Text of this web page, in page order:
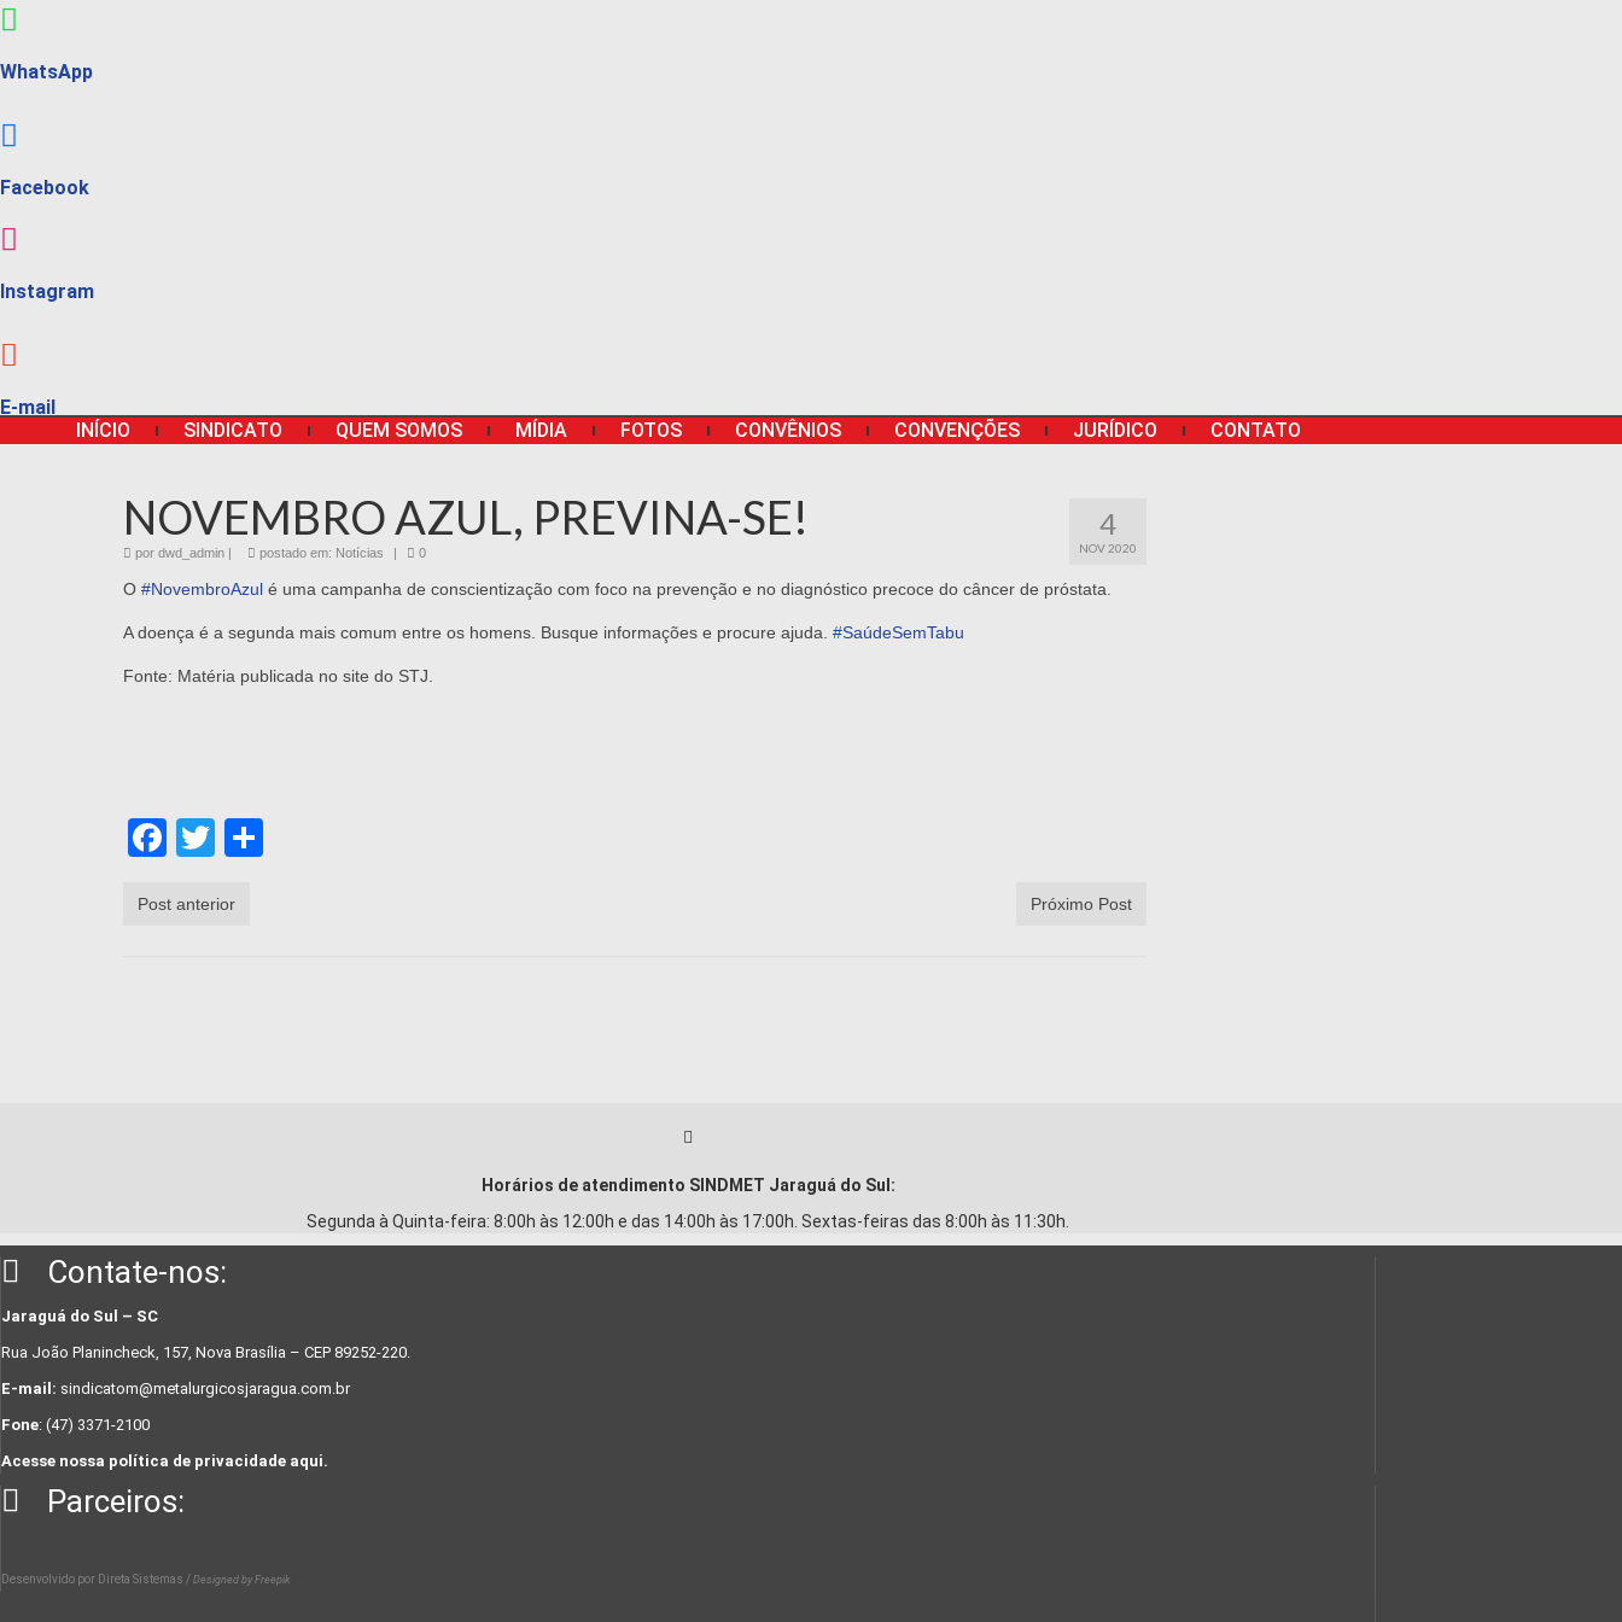
WhatsApp
Facebook
Instagram
E-mail
INÍCIO
SINDICATO QUEM SOMOS MÍDIA FOTOS CONVÊNIOS CONVENÇÕES JURÍDICO CONTATO
4
NOV 2020
NOVEMBRO AZUL, PREVINA-SE!
por dwd_admin | postado em: Notícias | 0
O #NovembroAzul é uma campanha de conscientização com foco na prevenção e no diagnóstico precoce do câncer de próstata.
A doença é a segunda mais comum entre os homens. Busque informações e procure ajuda. #SaúdeSemTabu
Fonte: Matéria publicada no site do STJ.
Facebook
Twitter
Post anterior Próximo Post
Horários de atendimento SINDMET Jaraguá do Sul:
Segunda à Quinta-feira: 8:00h às 12:00h e das 14:00h às 17:00h. Sextas-feiras das 8:00h às 11:30h.
Contate-nos:
Jaraguá do Sul – SC
Rua João Planincheck, 157, Nova Brasília – CEP 89252-220.
E-mail: sindicatom@metalurgicosjaragua.com.br
Fone: (47) 3371-2100
Acesse nossa política de privacidade aqui.
Parceiros:
Desenvolvido por Direta Sistemas / Designed by Freepik